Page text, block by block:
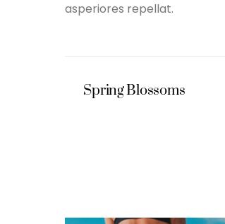
asperiores repellat.
Spring Blossoms